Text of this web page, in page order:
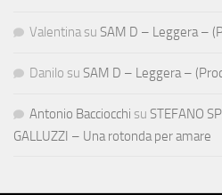
Valentina su SAM D – Leggera –
Danilo su SAM D – Leggera –
Antonio Bacciocchi su STEFANO
GALLUZZI – Una rotonda per amare